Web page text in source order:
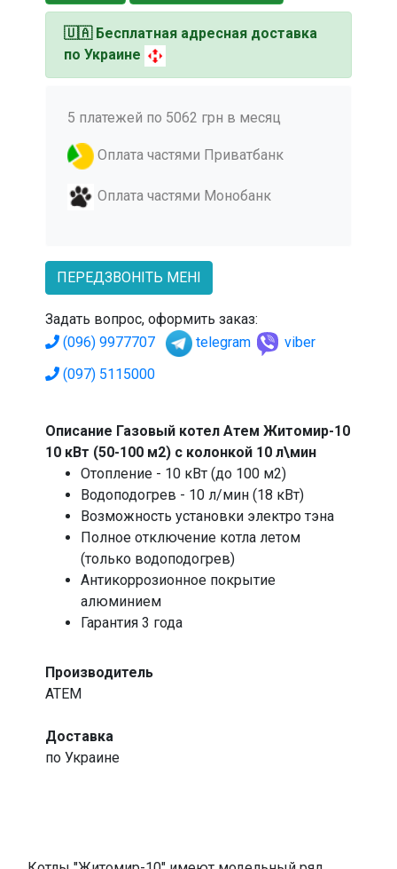
🇺🇦 Бесплатная адресная доставка
по Украине
5 платежей по 5062 грн в месяц
Оплата частями Приватбанк
Оплата частями Монобанк
ПЕРЕДЗВОНІТЬ МЕНІ
Задать вопрос, оформить заказ:
(096) 9977707
telegram
viber
(097) 5115000
Описание Газовый котел Атем Житомир-10
10 кВт (50-100 м2) с колонкой 10 л\мин
Отопление - 10 кВт (до 100 м2)
Водоподогрев - 10 л/мин (18 кВт)
Возможность установки электро тэна
Полное отключение котла летом
(только водоподогрев)
Антикоррозионное покрытие
алюминием
Гарантия 3 года
Производитель
ATEM
Доставка
по Украине